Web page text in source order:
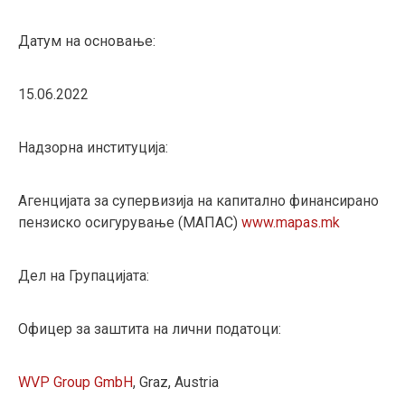
Датум на основање:
15.06.2022
Надзорна институција:
Агенцијата за супервизија на капитално финансирано
пензиско осигурување (МАПАС) www.mapas.mk
Дел на Групацијата:
Офицер за заштита на лични податоци:
WVP Group GmbH, Graz, Austria